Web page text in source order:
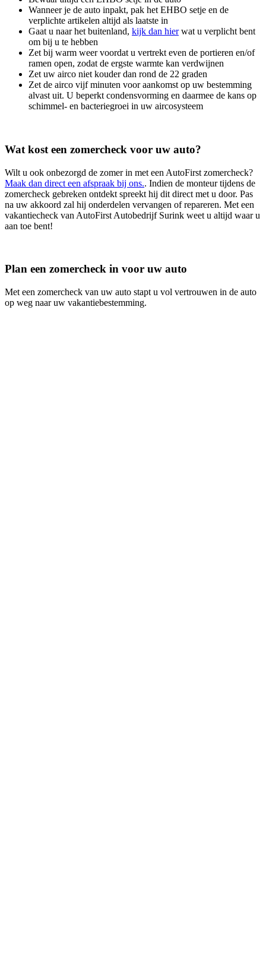
Wanneer je de auto inpakt, pak het EHBO setje en de
verplichte artikelen altijd als laatste in
Gaat u naar het buitenland, kijk dan hierwat u verplicht bent
om bij u te hebben
Zet bij warm weer voordat u vertrekt even de portieren en/of
ramen open, zodat de ergste warmte kan verdwijnen
Zet uw airco niet kouder dan rond de 22 graden
Zet de airco vijf minuten voor aankomst op uw bestemming
alvast uit. U beperkt condensvorming en daarmee de kans op
schimmel- en bacteriegroei in uw aircosysteem
Wat kost een zomercheck voor uw auto?
Wilt u ook onbezorgd de zomer in met een AutoFirst zomercheck?
Maak dan direct een afspraak bij ons.. Indien de monteur tijdens de
zomercheck gebreken ontdekt spreekt hij dit direct met u door. Pas
na uw akkoord zal hij onderdelen vervangen of repareren. Met een
vakantiecheck van AutoFirst Autobedrijf Surink weet u altijd waar u
aan toe bent!
Plan een zomercheck in voor uw auto
Met een zomercheck van uw auto stapt u vol vertrouwen in de auto
op weg naar uw vakantiebestemming.